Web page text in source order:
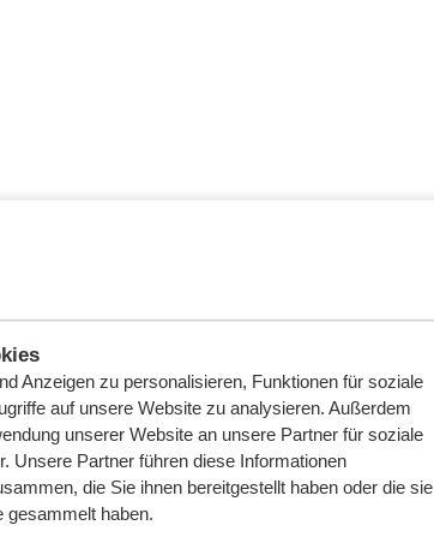
Anzeigen zu personalisieren, Funktionen für soziale
auf unsere Website zu analysieren. Außerdem
unserer Website an unsere Partner für soziale
Unsere Partner führen diese Informationen
die Sie ihnen bereitgestellt haben oder die sie
gesammelt haben.